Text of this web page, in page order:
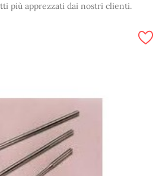
più apprezzati dai nostri clienti.